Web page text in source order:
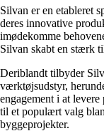
Silvan er en etableret
deres innovative
imødekomme
Silvan skabt en stærk
Deriblandt tilbyder
værktøjsudstyr,
engagement i at
til et populært valg
byggeprojekter.